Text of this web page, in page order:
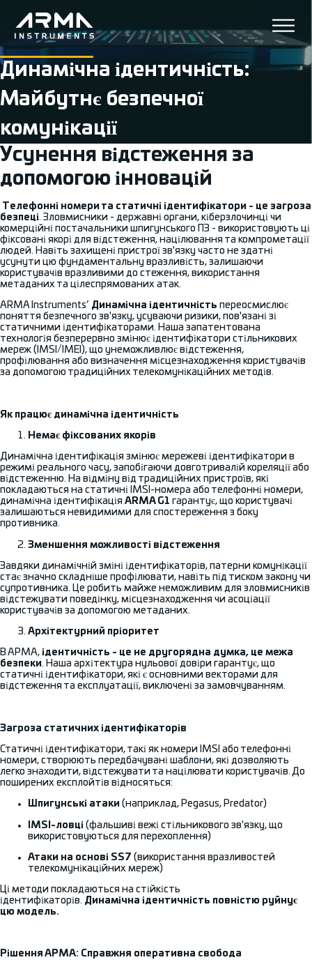
Динамічна ідентичність:
Майбутнє безпечної
комунікації
Усунення відстеження за
допомогою інновацій
Телефонні номери та статичні ідентифікатори - це загроза
безпеці. Зловмисники - державні органи, кіберзлочинці чи
комерційні постачальники шпигунського ПЗ - використовують ці
фіксовані якорі для відстеження, націлювання та компрометації
людей. Навіть захищені пристрої зв'язку часто не здатні
усунути цю фундаментальну вразливість, залишаючи
користувачів вразливими до стеження, використання
метаданих та цілеспрямованих атак.
ARMA Instruments’ Динамічна ідентичність переосмислює
поняття безпечного зв'язку, усуваючи ризики, пов'язані зі
статичними ідентифікаторами. Наша запатентована
технологія безперервно змінює ідентифікатори стільникових
мереж (IMSI/IMEI), що унеможливлює відстеження,
профілювання або визначення місцезнаходження користувачів
за допомогою традиційних телекомунікаційних методів.
Як працює динамічна ідентичність
Немає фіксованих якорів
Динамічна ідентифікація змінює мережеві ідентифікатори в
режимі реального часу, запобігаючи довготривалій кореляції або
відстеженню. На відміну від традиційних пристроїв, які
покладаються на статичні IMSI-номера або телефонні номери,
динамічна ідентифікація ARMA G1 гарантує, що користувачі
залишаються невидимими для спостереження з боку
противника.
Зменшення можливості відстеження
Завдяки динамічній зміні ідентифікаторів, патерни комунікації
стає значно складніше профілювати, навіть під тиском закону чи
супротивника. Це робить майже неможливим для зловмисників
відстежувати поведінку, місцезнаходження чи асоціації
користувачів за допомогою метаданих.
Архітектурний пріоритет
В АРМА, ідентичність - це не другорядна думка, це межа
безпеки. Наша архітектура нульової довіри гарантує, що
статичні ідентифікатори, які є основними векторами для
відстеження та експлуатації, виключені за замовчуванням.
Загроза статичних ідентифікаторів
Статичні ідентифікатори, такі як номери IMSI або телефонні
номери, створюють передбачувані шаблони, які дозволяють
легко знаходити, відстежувати та націлювати користувачів. До
поширених експлойтів відносяться:
Шпигунські атаки (наприклад, Pegasus, Predator)
IMSI-ловці (фальшиві вежі стільникового зв'язку, що
використовуються для перехоплення)
Атаки на основі SS7 (використання вразливостей
телекомунікаційних мереж)
Ці методи покладаються на стійкість
ідентифікаторів. Динамічна ідентичність повністю руйнує
цю модель.
Рішення АРМА: Справжня оперативна свобода